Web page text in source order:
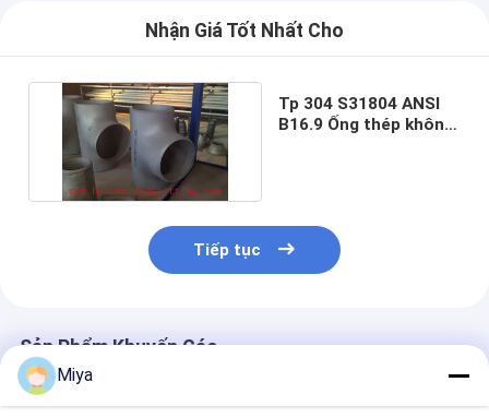
Nhận Giá Tốt Nhất Cho
Tp 304 S31804 ANSI
B16.9 Ống thép không
Tiếp tục
Sản Phẩm Khuyến Cáo
Miya